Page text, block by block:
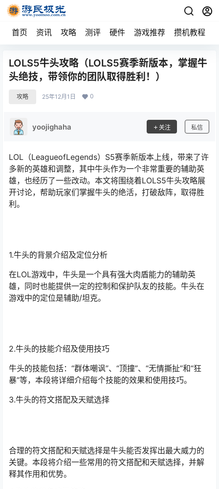
首页 资讯 攻略 测评 硬件 游戏推荐 攒机教程
LOLS5牛头攻略（LOLS5赛季新版本，掌握牛
头绝技，带领你的团队取得胜利！）
攻略 25年12月1日 0
yoojighaha 关注 私信
LOL（LeagueofLegends）S5赛季新版本上线，带来了许
多新的英雄和调整，其中牛头作为一个非常重要的辅助英
雄，也经历了一些改动。本文将围绕着LOLS5牛头攻略展
开讨论，帮助玩家们掌握牛头的绝活，打破敌阵，取得胜
利。
1.牛头的背景介绍及定位分析
在LOL游戏中，牛头是一个具有强大肉盾能力的辅助英
雄，同时也能提供一定的控制和保护队友的技能。牛头在
游戏中的定位是辅助/坦克。
2.牛头的技能介绍及使用技巧
牛头的技能包括：“群体嘲讽”、“顶撞”、“无情撕扯”和“狂
暴”等，本段将详细介绍每个技能的效果和使用技巧。
3.牛头的符文搭配及天赋选择
合理的符文搭配和天赋选择是牛头能否发挥出最大威力的
关键。本段将介绍一些常用的符文搭配和天赋选择，并解
释其作用和优势。